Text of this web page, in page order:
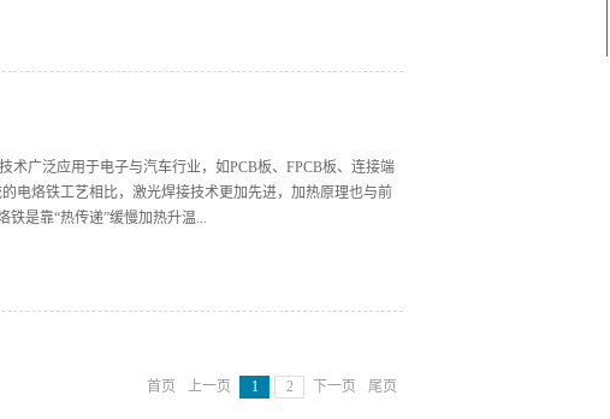
应用在微电子封装和组装中已经用于高密度引线表面贴装器
、Flip chip 的芯片上凸点制作、BGA 凸点的返修、TAB 器件
广泛应用于电子与汽车行业，如PCB板、FPCB板、连接端
电烙铁工艺相比，激光焊接技术更加先进，加热原理也与前
铁是靠“热传递”缓慢加热升温...
频繁更换或维护烙铁三、激光锡焊应用深圳市华瀚激光科技
首页 上一页 1 2 下一页 尾页